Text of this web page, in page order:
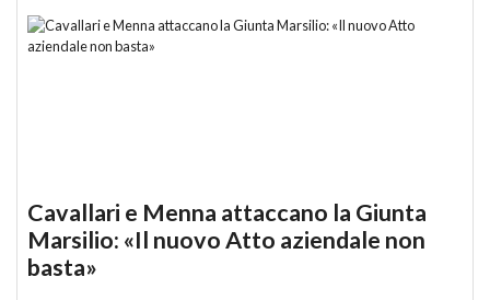
Cavallari e Menna attaccano la Giunta
Marsilio: «Il nuovo Atto aziendale non
basta»